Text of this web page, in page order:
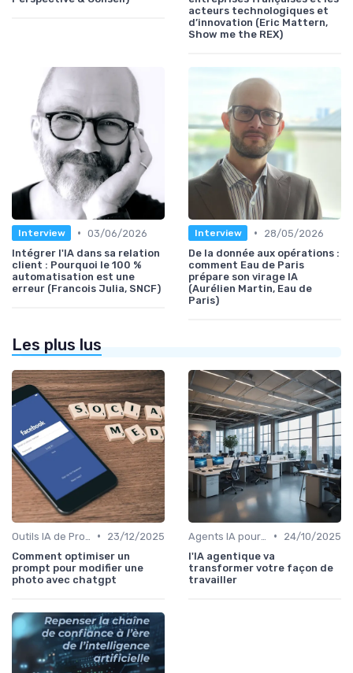
acteurs technologiques et
d’innovation (Eric Mattern,
Show me the REX)
Interview • 03/06/2026
Intégrer l'IA dans sa relation
client : Pourquoi le 100 %
automatisation est une
erreur (Francois Julia, SNCF)
Interview •
28/05/2026
De la donnée aux opérations :
comment Eau de Paris
prépare son virage IA
(Aurélien Martin, Eau de
Paris)
Les plus lus
•
23/12/2025
Comment optimiser un
prompt pour modifier une
photo avec chatgpt
•
24/10/2025
l'IA agentique va
transformer votre façon de
travailler